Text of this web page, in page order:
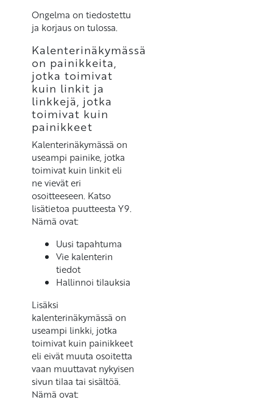
Ongelma on tiedostettu
ja korjaus on tulossa.
Kalenterinäkymässä
on painikkeita,
jotka toimivat
kuin linkit ja
linkkejä, jotka
toimivat kuin
painikkeet
Kalenterinäkymässä on
useampi painike, jotka
toimivat kuin linkit eli
ne vievät eri
osoitteeseen. Katso
lisätietoa puutteesta Y9.
Nämä ovat:
Uusi tapahtuma
Vie kalenterin
tiedot
Hallinnoi tilauksia
Lisäksi
kalenterinäkymässä on
useampi linkki, jotka
toimivat kuin painikkeet
eli eivät muuta osoitetta
vaan muuttavat nykyisen
sivun tilaa tai sisältöä.
Nämä ovat: